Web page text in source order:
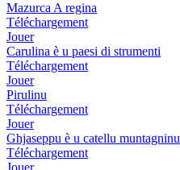
Mazurca A regina
Téléchargement
Jouer
Carulina è u paesi di strumenti
Téléchargement
Jouer
Pirulinu
Téléchargement
Jouer
Ghjaseppu è u catellu muntagninu
Téléchargement